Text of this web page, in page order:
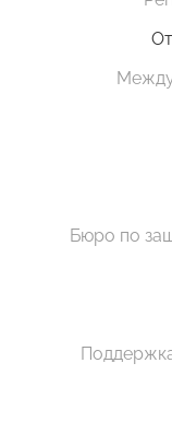
Бюро по